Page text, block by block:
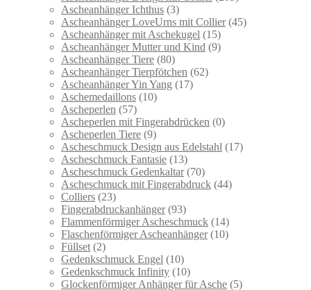
Ascheanhänger Ichthus (3)
Ascheanhänger LoveUrns mit Collier (45)
Ascheanhänger mit Aschekugel (15)
Ascheanhänger Mutter und Kind (9)
Ascheanhänger Tiere (80)
Ascheanhänger Tierpfötchen (62)
Ascheanhänger Yin Yang (17)
Aschemedaillons (10)
Ascheperlen (57)
Ascheperlen mit Fingerabdrücken (0)
Ascheperlen Tiere (9)
Ascheschmuck Design aus Edelstahl (17)
Ascheschmuck Fantasie (13)
Ascheschmuck Gedenkaltar (70)
Ascheschmuck mit Fingerabdruck (44)
Colliers (23)
Fingerabdruckanhänger (93)
Flammenförmiger Ascheschmuck (14)
Flaschenförmiger Ascheanhänger (10)
Füllset (2)
Gedenkschmuck Engel (10)
Gedenkschmuck Infinity (10)
Glockenförmiger Anhänger für Asche (5)